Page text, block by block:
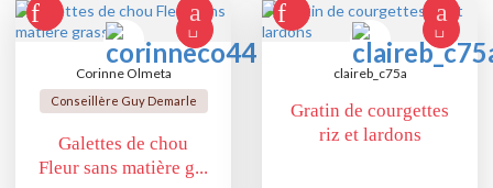
Corinne Olmeta
Conseillère Guy Demarle
Galettes de chou
Fleur sans matière g...
claireb_c75a
Gratin de courgettes
riz et lardons